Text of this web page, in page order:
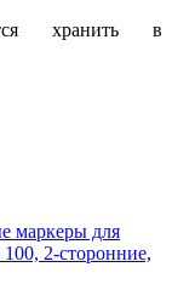
хранить в